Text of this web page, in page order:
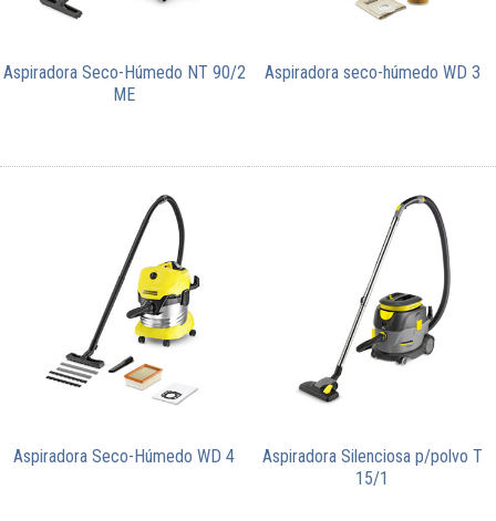
Aspiradora Seco-Húmedo NT 90/2
ME
Aspiradora seco-húmedo WD 3
Aspiradora Seco-Húmedo WD 4
Aspiradora Silenciosa p/polvo T
15/1